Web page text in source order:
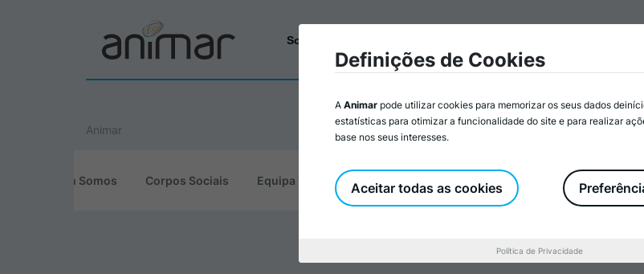
Sobre a Animar
Animar
Quem Somos Corpos Sociais Equipa Técnica Documentos Oficiais Representações e
Definições de Cookies
A Animar pode utilizar cookies para memorizar os seus dados
estatísticas para otimizar a funcionalidade do site e para realizar
base nos seus interesses.
Aceitar todas as cookies
Política de Privacidade